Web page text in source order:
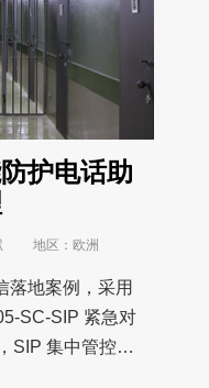
护电话助
地区：欧洲
落地案例，采用
SC-SIP 紧急对
SIP 集中管控，
急呼叫场景，助